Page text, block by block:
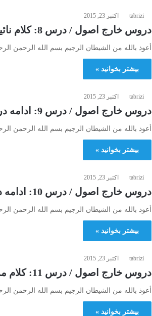
tabrizi اکتبر 23, 2015
دروس خارج اصول / درس 8: كلام نائينى در فرق بين قواعد فقهيّه و اصوليه و ردّ قول ايشان
أعوذ بالله من الشیطان الرجیم بسم الله الرحمن
بیشتر بخوانید »
tabrizi اکتبر 23, 2015
دروس خارج اصول / درس 9: ادامه درس قبل كلام نائينى در فرق بين قواعد …
أعوذ بالله من الشیطان الرجیم بسم الله الرحمن
بیشتر بخوانید »
tabrizi اکتبر 23, 2015
دروس خارج اصول / درس 10: ادامه درس قبل كلام نائينى…. و الكلام في حقيقة الوضع
أعوذ بالله من الشیطان الرجیم بسم الله الرحمن
بیشتر بخوانید »
tabrizi اکتبر 23, 2015
دروس خارج اصول / درس 11: كلام مرحوم كمپانى و ايروانى و نهاوندى در حقيقة وضع
أعوذ بالله من الشیطان الرجیم بسم الله الرحمن
بیشتر بخوانید »